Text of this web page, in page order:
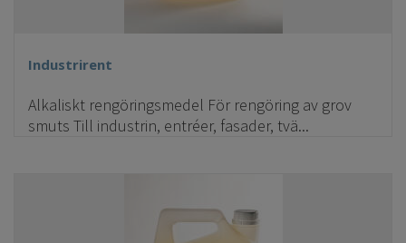
Industrirent
Alkaliskt rengöringsmedel För rengöring av grov
smuts Till industrin, entréer, fasader, tvä...